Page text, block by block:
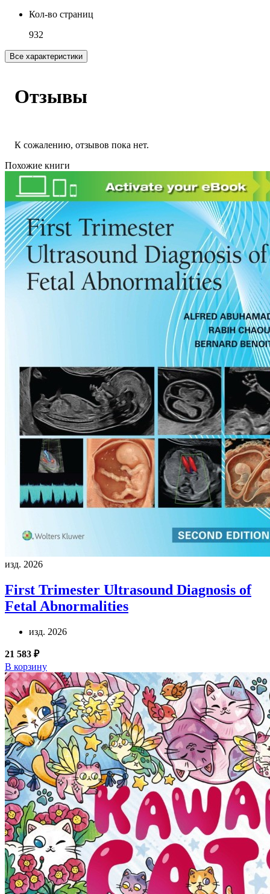
Кол-во страниц
932
Все характеристики
Отзывы
К сожалению, отзывов пока нет.
Похожие книги
изд. 2026
First Trimester Ultrasound Diagnosis of
Fetal Abnormalities
изд. 2026
21 583 ₽
В корзину